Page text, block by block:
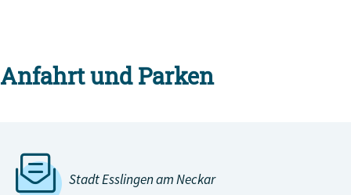
Anfahrt und Parken
Stadt Esslingen am Neckar